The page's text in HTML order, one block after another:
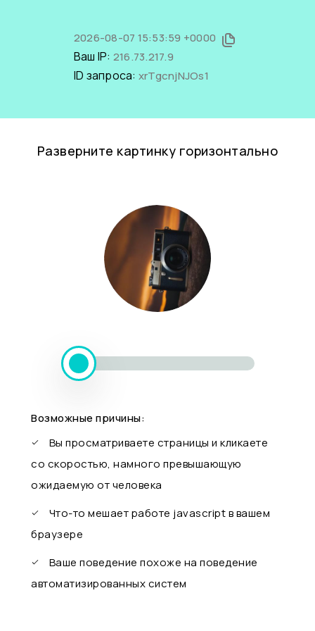
2026-08-07 15:53:59 +0000
Ваш IP: 216.73.217.9
ID запроса: xrTgcnjNJOs1
Разверните картинку горизонтально
Возможные причины:
Вы просматриваете страницы и кликаете
со скоростью, намного превышающую
ожидаемую от человека
Что-то мешает работе javascript в вашем
браузере
Ваше поведение похоже на поведение
автоматизированных систем